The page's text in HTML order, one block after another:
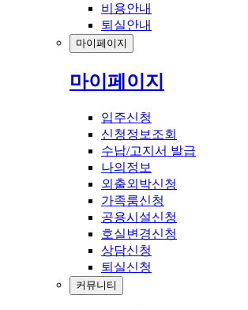
비용안내
퇴실안내
마이페이지
마이페이지
입주신청
신청정보조회
수납/고지서 발급
나의정보
외출외박신청
가족룸신청
공용시설신청
호실변경신청
상담신청
퇴실신청
커뮤니티